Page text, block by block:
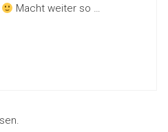
Macht weiter so …